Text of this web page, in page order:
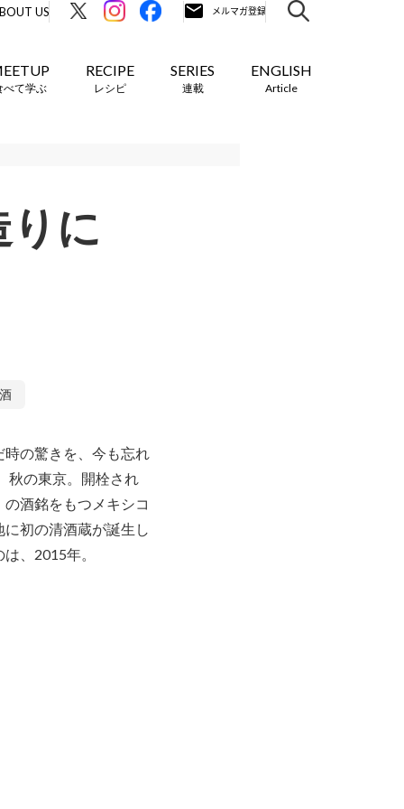
US
べて学ぶ
RECIPE
レシピ
SERIES
連載
ENGLISH
Article
に
の驚きを、今も忘れ
秋の東京。開栓され
酒銘をもつメキシコ
初の清酒蔵が誕生し
、2015年。